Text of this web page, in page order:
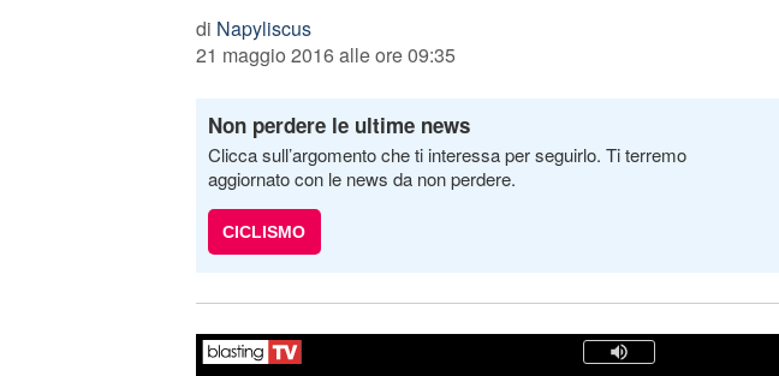
di Napyliscus
21 maggio 2016 alle ore 09:35
Non perdere le ultime news
Clicca sull’argomento che ti interessa per seguirlo. Ti terremo
aggiornato con le news da non perdere.
CICLISMO